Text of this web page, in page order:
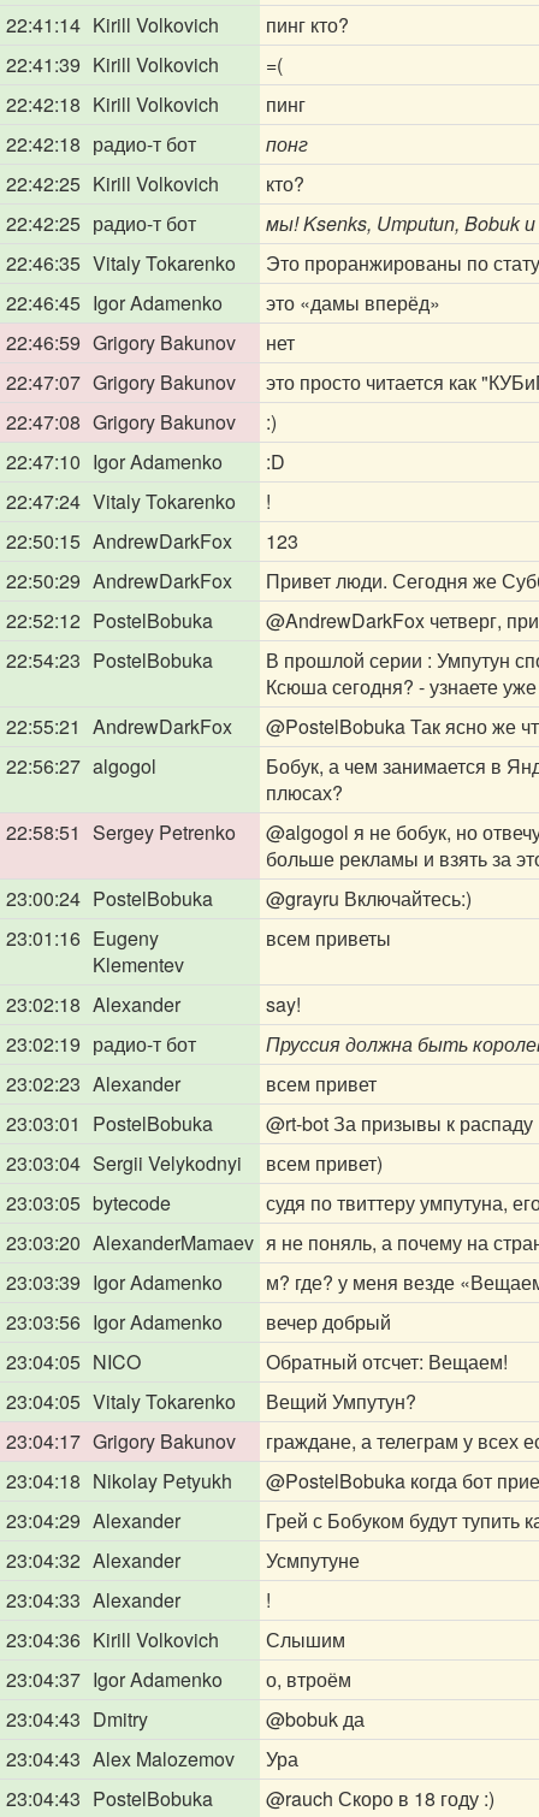
22:41:14 Kirill Volkovich
пинг кто?
22:41:39 Kirill Volkovich
=(
22:42:18 Kirill Volkovich
пинг
22:42:18 радио-т бот
понг
22:42:25 Kirill Volkovich
кто?
22:42:25 радио-т бот
мы! Ksenks, Umputun, Bobuk и
22:46:35 Vitaly Tokarenko
Это проранжированы по
22:46:45 Igor Adamenko
это «дамы вперёд»
22:46:59 Grigory Bakunov
нет
22:47:07 Grigory Bakunov
это просто читается как
22:47:08 Grigory Bakunov
:)
22:47:10 Igor Adamenko
:D
22:47:24 Vitaly Tokarenko
!
22:50:15 AndrewDarkFox
123
22:50:29 AndrewDarkFox
Привет люди. Сегодня же
22:52:12 PostelBobuka @AndrewDarkFox четверг,
22:54:23 PostelBobuka
В прошлой серии : Умпутун
Ксюша сегодня? - узнаете
22:55:21 AndrewDarkFox @PostelBobukaТак ясно же
22:56:27 algogol
Бобук, а чем занимается в
плюсах?
22:58:51 Sergey Petrenko @algogol я не бобук, но
больше рекламы и взять за
23:00:24 PostelBobuka @grayru Включайтесь:)
23:01:16 Eugeny
Klementev
всем приветы
23:02:18 Alexander
say!
23:02:19 радио-т бот
Пруссия должна быть
23:02:23 Alexander
всем привет
23:03:01
PostelBobuka @rt-botЗа призывы к
23:03:04 Sergii Velykodnyi
всем привет)
23:03:05 bytecode
судя по твиттеру умпутуна,
23:03:20 AlexanderMamaev я не поняль, а почему на
23:03:39 Igor Adamenko
м? где? у меня везде
23:03:56 Igor Adamenko
вечер добрый
23:04:05 NICO
Обратный отсчет: Вещаем!
23:04:05 Vitaly Tokarenko
Вещий Умпутун?
23:04:17 Grigory Bakunov
граждане, а телеграм у всех
23:04:18 Nikolay Petyukh @PostelBobuka когда бот
23:04:29 Alexander
Грей с Бобуком будут тупить
23:04:32 Alexander
Усмпутуне
23:04:33 Alexander
!
23:04:36 Kirill Volkovich
Слышим
23:04:37 Igor Adamenko
о, втроём
23:04:43 Dmitry @bobukда
23:04:43 Alex Malozemov
Ура
23:04:43 PostelBobuka @rauch Скоро в 18 году :)